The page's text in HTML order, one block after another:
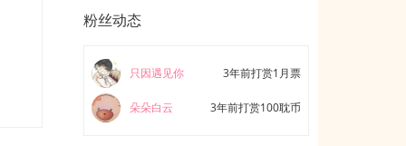
粉丝动态
只因遇见你 3年前打赏1月票
朵朵白云 3年前打赏100耽币